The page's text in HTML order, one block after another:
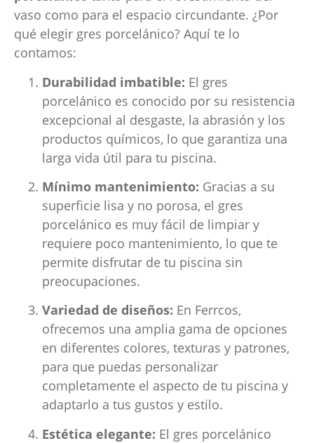
vaso como para el espacio circundante. ¿Por
qué elegir gres porcelánico? Aquí te lo
contamos:
Durabilidad imbatible: El gres
porcelánico es conocido por su resistencia
excepcional al desgaste, la abrasión y los
productos químicos, lo que garantiza una
larga vida útil para tu piscina.
Mínimo mantenimiento: Gracias a su
superficie lisa y no porosa, el gres
porcelánico es muy fácil de limpiar y
requiere poco mantenimiento, lo que te
permite disfrutar de tu piscina sin
preocupaciones.
Variedad de diseños: En Ferrcos,
ofrecemos una amplia gama de opciones
en diferentes colores, texturas y patrones,
para que puedas personalizar
completamente el aspecto de tu piscina y
adaptarlo a tus gustos y estilo.
Estética elegante: El gres porcelánico